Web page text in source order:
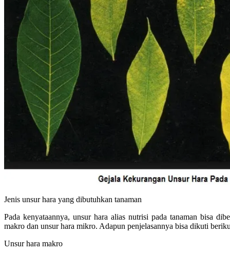
Jenis unsur hara yang dibutuhkan tanaman
Pada kenyataannya, unsur hara alias nutrisi pada tanaman bisa
makro dan unsur hara mikro. Adapun penjelasannya bisa dikuti
Unsur hara makro